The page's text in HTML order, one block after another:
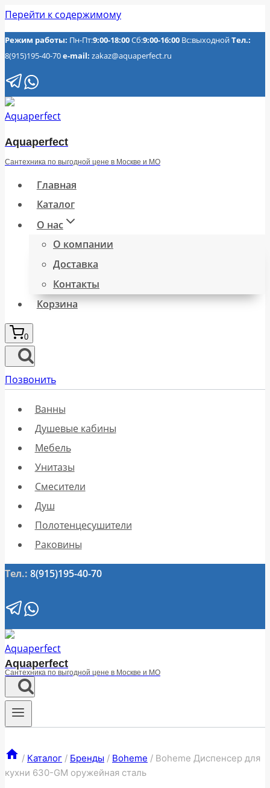
Перейти к содержимому
Режим работы: Пн-Пт:9:00-18:00Сб:9:00-16:00 Вс:выходнойТел.:
8(915)195-40-70e-mail: zakaz@aquaperfect.ru
Aquaperfect
Сантехника по выгодной цене в Москве и МО
Главная
Каталог
О нас
О компании
Доставка
Контакты
Корзина
0
Позвонить
Ванны
Душевые кабины
Мебель
Унитазы
Смесители
Душ
Полотенцесушители
Раковины
Тел.: 8(915)195-40-70
Aquaperfect
Сантехника по выгодной цене в Москве и МО
/ Каталог / Бренды / Boheme / Boheme Диспенсер для
кухни 630-GM оружейная сталь